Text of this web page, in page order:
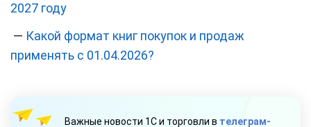
2027 году
— Какой формат книг покупок и продаж
применять с 01.04.2026?
Важные новости 1С и торговли в телеграм-